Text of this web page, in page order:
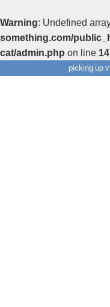
Warning: Undefined
something.com/
cat/admin.php on line
picking up